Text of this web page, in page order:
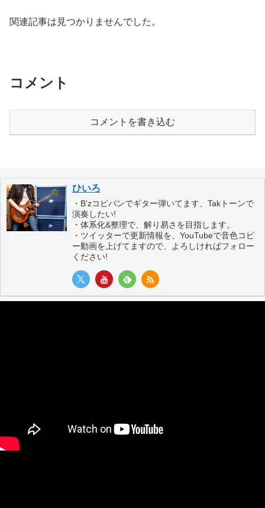
関連記事は見つかりませんでした。
コメント
コメントを書き込む
ひいろ
・B’zコピバンでギター弾いてます、Takトーンで
演奏したい!
・体系化&整理で、解り易さを目指します。
・ツイッターで更新情報を、YouTubeで音色コピ
ー動画を上げてますので、よろしければフォロー
ください!